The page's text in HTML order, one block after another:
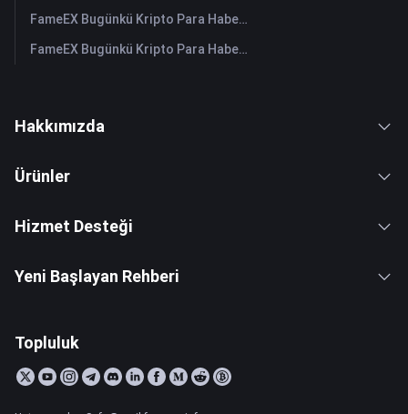
FameEX Bugünkü Kripto Para Haberleri Özeti | 28 Temmuz 2026
FameEX Bugünkü Kripto Para Haberleri Özeti | 27 Temmuz 2026
Hakkımızda
Ürünler
Hizmet Desteği
Yeni Başlayan Rehberi
Topluluk